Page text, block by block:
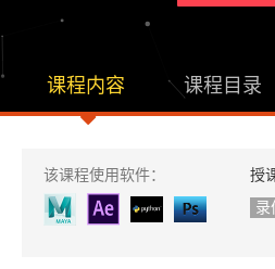
课程内容 课程目录
该课程使用软件：
授
录